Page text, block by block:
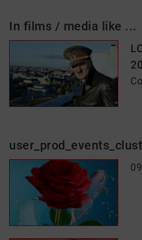
In films / media like ...